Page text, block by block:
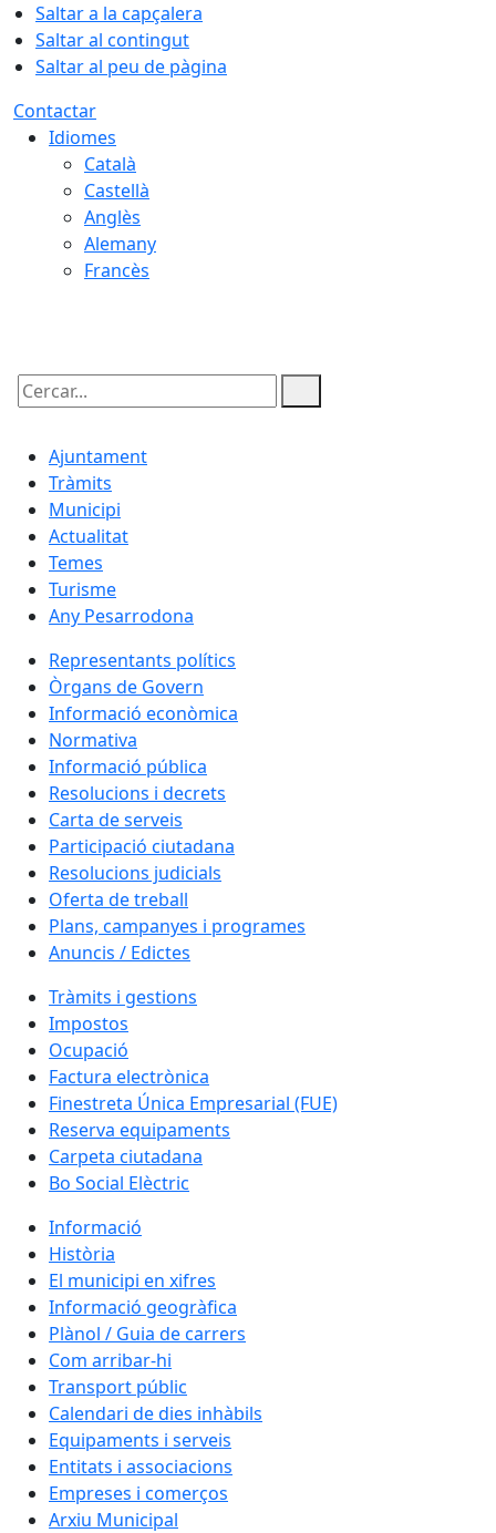
Saltar a la capçalera
Saltar al contingut
Saltar al peu de pàgina
Contactar
Idiomes
Català
Castellà
Anglès
Alemany
Francès
Cercar:
Ajuntament
Tràmits
Municipi
Actualitat
Temes
Turisme
Any Pesarrodona
Representants polítics
Òrgans de Govern
Informació econòmica
Normativa
Informació pública
Resolucions i decrets
Carta de serveis
Participació ciutadana
Resolucions judicials
Oferta de treball
Plans, campanyes i programes
Anuncis / Edictes
Tràmits i gestions
Impostos
Ocupació
Factura electrònica
Finestreta Única Empresarial (FUE)
Reserva equipaments
Carpeta ciutadana
Bo Social Elèctric
Informació
Història
El municipi en xifres
Informació geogràfica
Plànol / Guia de carrers
Com arribar-hi
Transport públic
Calendari de dies inhàbils
Equipaments i serveis
Entitats i associacions
Empreses i comerços
Arxiu Municipal